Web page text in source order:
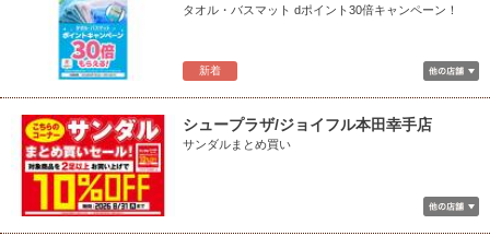
新着
タオル・バスマット dポイント30倍キャンペーン！
シュープラザ/ジョイフル本田幸手店
サンダルまとめ買い